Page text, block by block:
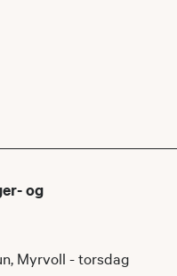
og
Myrvoll - torsdag